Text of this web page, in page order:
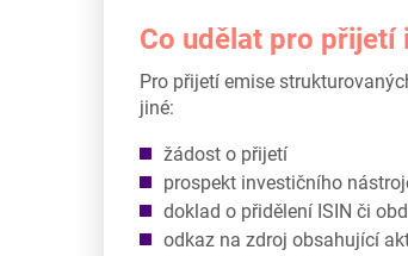
Co udělat pro přijetí
Pro přijetí emise
jiné:
žádost o přijetí
prospekt investičního
doklad o přidělení ISIN či
odkaz na zdroj obsahující